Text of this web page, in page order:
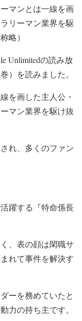
マンとは一線を画
リーマン業界を駆
略）
Unlimitedの読み放
）を読みました。
を画した主人公・
マン業界を駆け抜
れ、多くのファン
躍する『特命係長
、表の顔は閑職サ
れて事件を解決す
ーを務めていたと
力の持ち主です。